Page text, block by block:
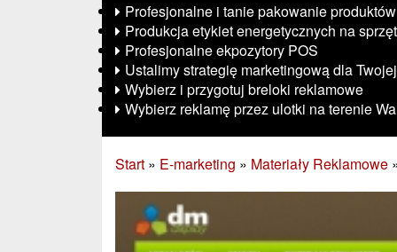
Profesjonalne i tanie pakowanie produktów
Produkcja etykiet energetycznych na
Profesjonalne ekpozytory POS
Ustalimy strategię marketingową dla
Wybierz i przygotuj breloki reklamowe
Wybierz reklamę przez ulotki na terenie
Start » E-marketing » Materiały Reklamowe